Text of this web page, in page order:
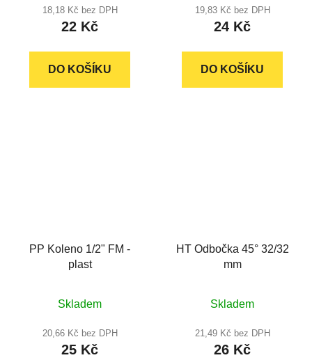
produktu
je
z
18,18 Kč bez DPH
22 Kč
DO KOŠÍKU
19,83 Kč bez DPH
24 Kč
DO KOŠÍKU
PP Koleno 1/2" FM -
plast
Skladem
20,66 Kč bez DPH
25 Kč
HT Odbočka 45° 32/32
mm
Skladem
21,49 Kč bez DPH
26 Kč